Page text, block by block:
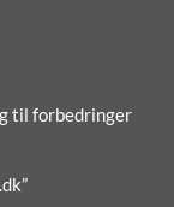
til forbedringer